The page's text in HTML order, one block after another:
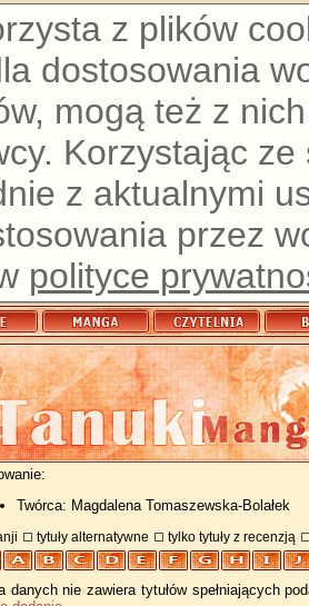
z plików
dostosowania
mogą też z
Korzystając
z aktualnymi
przez
polityce
Twórca: Magdalena Tomaszewska-Bolałek
tytuły alternatywne tylko tytuły z recenzją
danych nie zawiera tytułów spełniających